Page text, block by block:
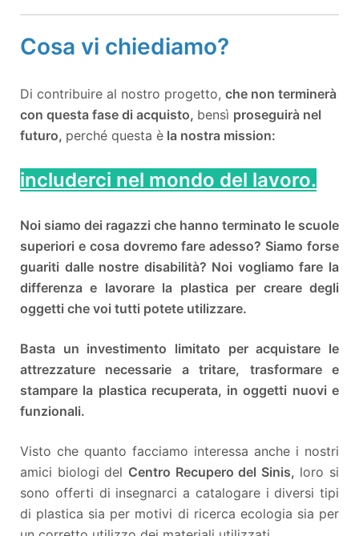
Cosa vi chiediamo?
Di contribuire al nostro progetto, che non terminerà
con questa fase di acquisto, bensì proseguirà nel
futuro, perché questa è la nostra mission:
includerci nel mondo del lavoro.
Noi siamo dei ragazzi che hanno terminato le scuole
superiori e cosa dovremo fare adesso? Siamo forse
guariti dalle nostre disabilità? Noi vogliamo fare la
differenza e lavorare la plastica per creare degli
oggetti che voi tutti potete utilizzare.
Basta un investimento limitato per acquistare le
attrezzature necessarie a tritare, trasformare e
stampare la plastica recuperata, in oggetti nuovi e
funzionali.
Visto che quanto facciamo interessa anche i nostri
amici biologi del Centro Recupero del Sinis, loro si
sono offerti di insegnarci a catalogare i diversi tipi
di plastica sia per motivi di ricerca ecologia sia per